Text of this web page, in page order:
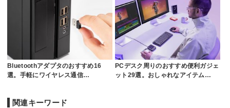
Bluetoothアダプタのおすすめ16
選。手軽にワイヤレス通信…
PCデスク周りのおすすめ便利ガジェ
ット29選。おしゃれなアイテム…
関連キーワード